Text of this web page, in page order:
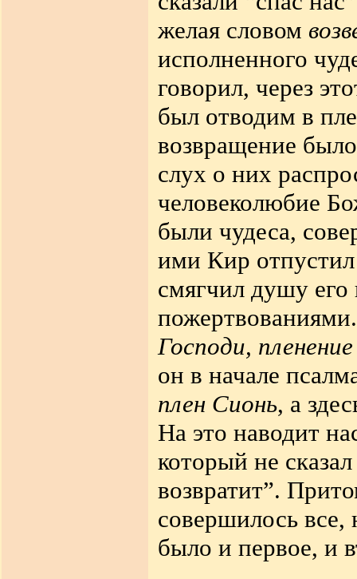
желая словом
исполненного
говорил, через
был отводим в
возвращение
слух о них
человеколюбие
были чудеса,
ими Кир
смягчил душу его
Господи,
он в начале
плен Сионь, а
На это наводит
который не
возвратит”.
совершилось
было и первое, и